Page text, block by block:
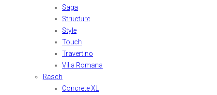
Saga
Structure
Style
Touch
Travertino
Villa Romana
Rasch
Concrete XL